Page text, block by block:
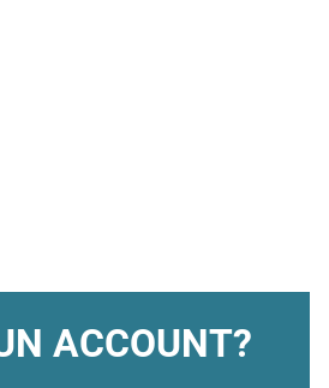
ACCOUNT?